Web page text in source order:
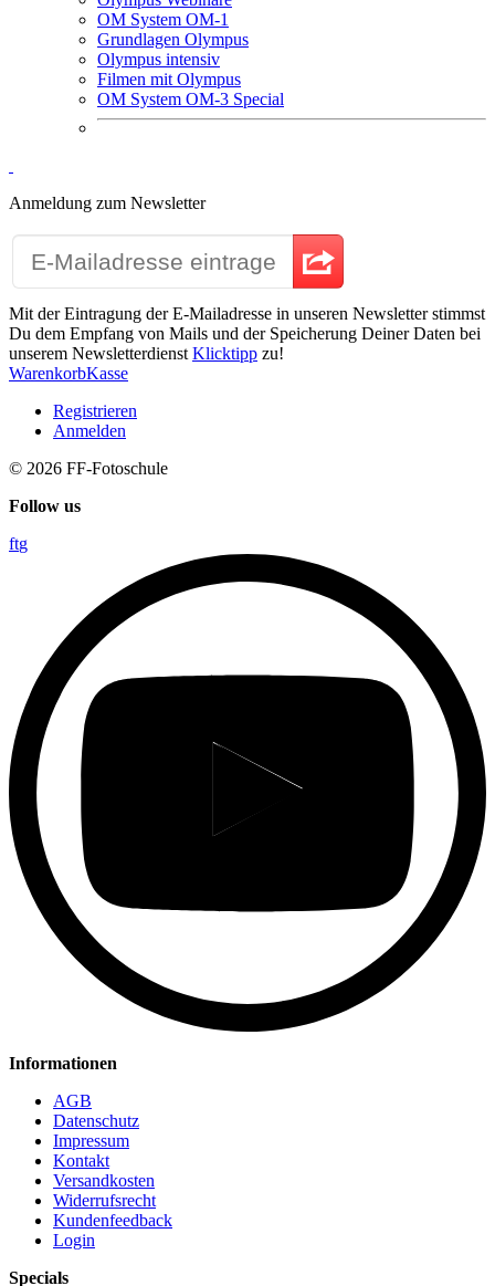
OM System OM-1
Grundlagen Olympus
Olympus intensiv
Filmen mit Olympus
OM System OM-3 Special
Anmeldung zum Newsletter
Mit der Eintragung der E-Mailadresse in unseren Newsletter stimmst
Du dem Empfang von Mails und der Speicherung Deiner Daten bei
unserem NewsletterdienstKlicktipp zu!
WarenkorbKasse
Registrieren
Anmelden
© 2026 FF-Fotoschule
Follow us
ftg
Informationen
AGB
Datenschutz
Impressum
Kontakt
Versandkosten
Widerrufsrecht
Kundenfeedback
Login
Specials